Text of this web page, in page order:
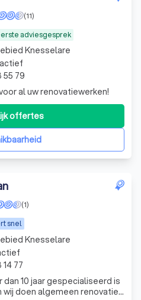
adviesgesprek
(11)
al uw renovatiewerken!
offertes
Knesselare
55 79
snel
(1)
10 jaar gespecialiseerd is
Knesselare
77